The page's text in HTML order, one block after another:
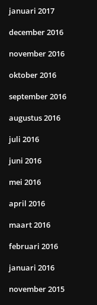
januari 2017
december 2016
november 2016
oktober 2016
september 2016
augustus 2016
juli 2016
juni 2016
mei 2016
april 2016
maart 2016
februari 2016
januari 2016
november 2015